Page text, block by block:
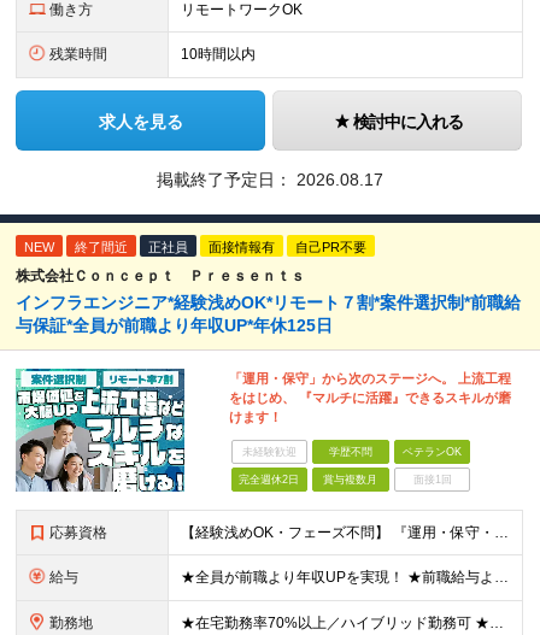
働き方 リモートワークOK
残業時間 10時間以内
求人を見る 検討中に入れる
掲載終了予定日： 2026.08.17
NEW 終了間近 正社員 面接情報有 自己PR不要
株式会社Ｃｏｎｃｅｐｔ Ｐｒｅｓｅｎｔｓ
インフラエンジニア*経験浅めOK*リモート７割*案件選択制*前職給
与保証*全員が前職より年収UP*年休125日
「運用・保守」から次のステージへ。 上流工程
をはじめ、 『マルチに活躍』できるスキルが磨
けます！
未経験歓迎 学歴不問 ベテランOK
完全週休2日 賞与複数月 面接1回
応募資格 【経験浅めOK・フェーズ不問】 『運用・保守・監視の経験しかないが、設計構築へキャリアチェンジしたい！』 『将来が見えないので、マルチなスキルを身につけたい！』 などなど、今のフェーズに悩む『意欲が
給与 ★全員が前職より年収UPを実現！ ★前職給与より120％アップ実績あり ★前職給与を最大限に考慮 ★入社4年目で年収800万円の社員も在籍！ 年俸336万円～880万円（1/12を毎月支給）＋インセ
勤務地 ★在宅勤務率70%以上／ハイブリッド勤務可 ★転勤なし 本社または一都三県のプロジェクト先（東陽町、浜松町などメインは東京23区内）にて勤務いただきます！ 【本社】 東京都荒川区西日暮里5-10-